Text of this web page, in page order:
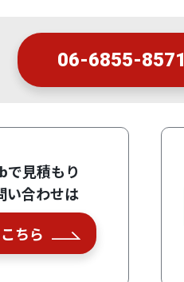
06-6855-8571
で見積もり
い合わせは
こちら